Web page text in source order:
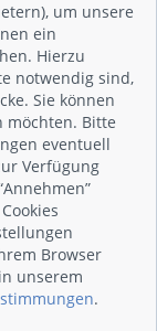
um unsere
ein
Hierzu
notwendig sind,
Sie können
möchten. Bitte
eventuell
Verfügung
Browser
unserem
.